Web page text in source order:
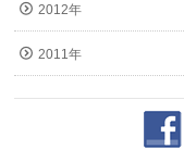
2012年
2011年